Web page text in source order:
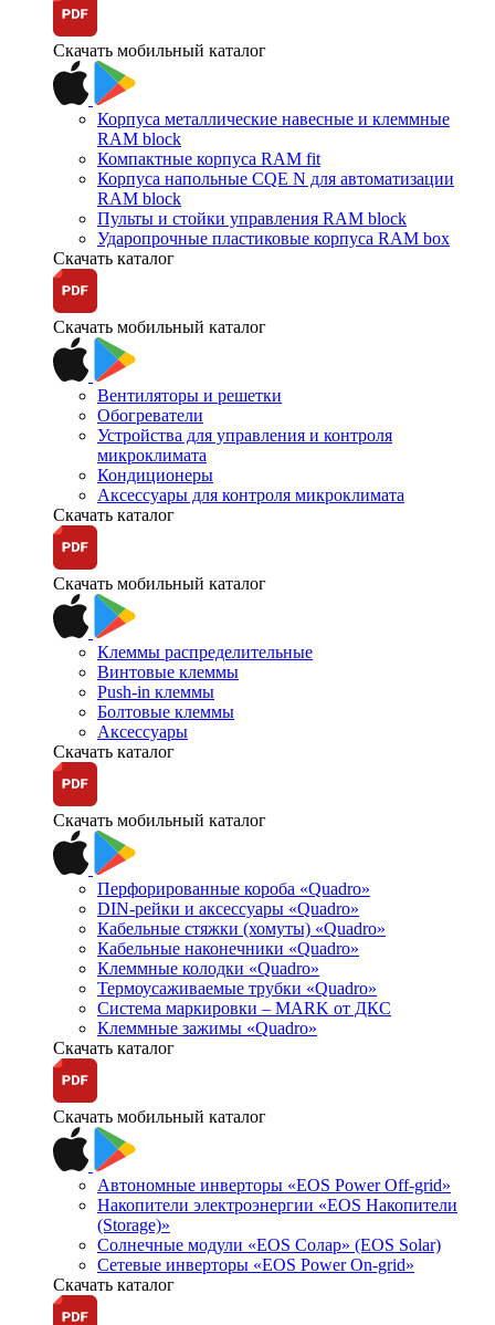
Скачать мобильный каталог
Корпуса металлические навесные и клеммные
RAM block
Компактные корпуса RAM fit
Корпуса напольные CQE N для автоматизации
RAM block
Пульты и стойки управления RAM block
Ударопрочные пластиковые корпуса RAM box
Скачать каталог
Скачать мобильный каталог
Вентиляторы и решетки
Обогреватели
Устройства для управления и контроля
микроклимата
Кондиционеры
Аксессуары для контроля микроклимата
Скачать каталог
Скачать мобильный каталог
Клеммы распределительные
Винтовые клеммы
Push-in клеммы
Болтовые клеммы
Аксессуары
Скачать каталог
Скачать мобильный каталог
Перфорированные короба «Quadro»
DIN-рейки и аксессуары «Quadro»
Кабельные стяжки (хомуты) «Quadro»
Кабельные наконечники «Quadro»
Клеммные колодки «Quadro»
Термоусаживаемые трубки «Quadro»
Система маркировки – MARK от ДКС
Клеммные зажимы «Quadro»
Скачать каталог
Скачать мобильный каталог
Автономные инверторы «EOS Power Off-grid»
Накопители электроэнергии «EOS Накопители
(Storage)»
Солнечные модули «EOS Солар» (EOS Solar)
Сетевые инверторы «EOS Power On-grid»
Скачать каталог